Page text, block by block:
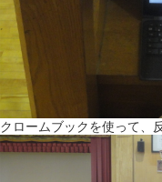
クロームブックを使って、